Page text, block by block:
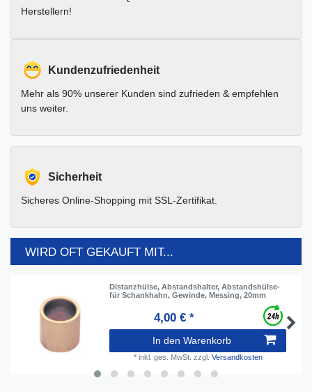
Herstellern!
Kundenzufriedenheit
Mehr als 90% unserer Kunden sind zufrieden & empfehlen
uns weiter.
Sicherheit
Sicheres Online-Shopping mit SSL-Zertifikat.
WIRD OFT GEKAUFT MIT...
Distanzhülse, Abstandshalter, Abstandshülse-
für Schankhahn, Gewinde, Messing, 20mm
4,00 € *
In den Warenkorb
* inkl. ges. MwSt. zzgl. Versandkosten